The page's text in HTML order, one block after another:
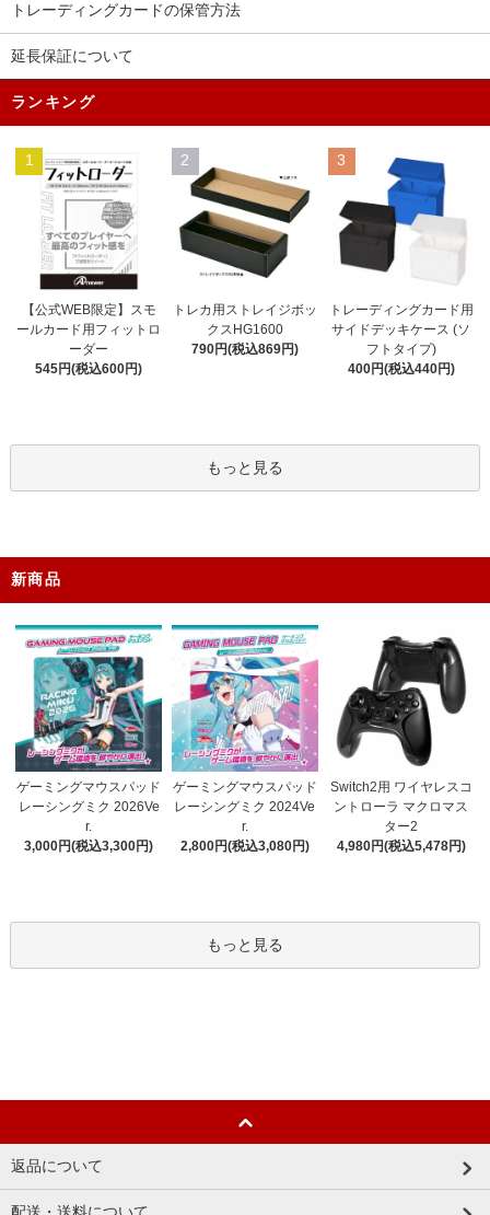
トレーディングカードの保管方法
延長保証について
ランキング
1
【公式WEB限定】スモ
ールカード用フィットロ
ーダー
545円(税込600円)
2
トレカ用ストレイジボッ
クスHG1600
790円(税込869円)
3
トレーディングカード用
サイドデッキケース (ソ
フトタイプ)
400円(税込440円)
もっと見る
新商品
ゲーミングマウスパッド
レーシングミク 2026Ve
r.
3,000円(税込3,300円)
ゲーミングマウスパッド
レーシングミク 2024Ve
r.
2,800円(税込3,080円)
Switch2用 ワイヤレスコ
ントローラ マクロマス
ター2
4,980円(税込5,478円)
もっと見る
返品について